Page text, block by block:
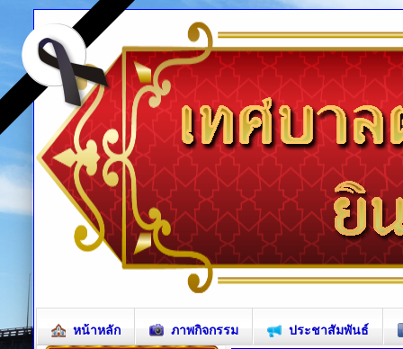
หน้าหลัก ภาพกิจกรรม ประชาสัมพันธ์